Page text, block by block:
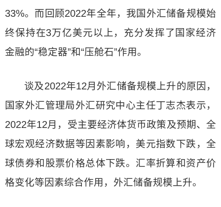
33%。而回顾2022年全年，我国外汇储备规模始
终保持在3万亿美元以上，充分发挥了国家经济
金融的“稳定器”和“压舱石”作用。
谈及2022年12月外汇储备规模上升的原因，
国家外汇管理局外汇研究中心主任丁志杰表示，
2022年12月，受主要经济体货币政策及预期、全
球宏观经济数据等因素影响，美元指数下跌，全
球债券和股票价格总体下跌。汇率折算和资产价
格变化等因素综合作用，外汇储备规模上升。